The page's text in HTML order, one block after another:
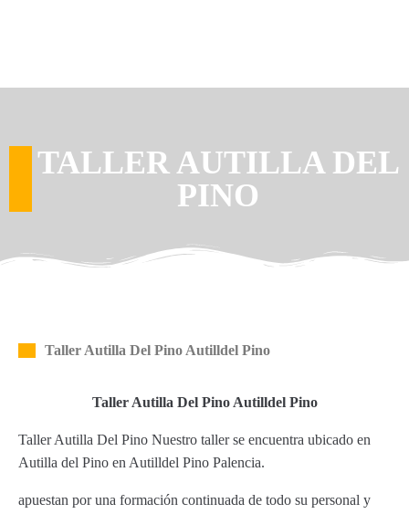
TALLER AUTILLA DEL
PINO
Taller Autilla Del Pino Autilldel Pino
Taller Autilla Del Pino Autilldel Pino
Taller Autilla Del Pino Nuestro taller se encuentra ubicado en
Autilla del Pino en Autilldel Pino Palencia.
apuestan por una formación continuada de todo su personal y